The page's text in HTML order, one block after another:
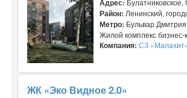
Адрес:
Район: Ленинский,
Метро: Бульвар
Жилой комплекс бизнес-
Компания: СЗ
ЖК «Эко Видное 2.0»